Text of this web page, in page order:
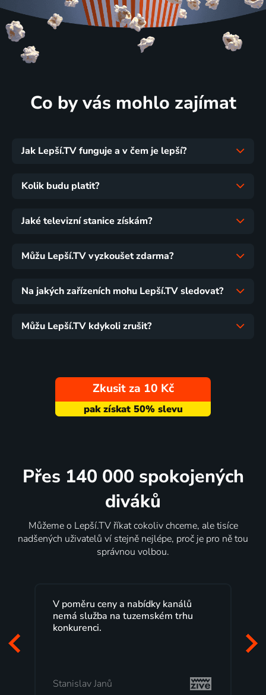
Co by vás mohlo zajímat
Jak Lepší.TV funguje a v čem je lepší?
Kolik budu platit?
Jaké televizní stanice získám?
Můžu Lepší.TV vyzkoušet zdarma?
Na jakých zařízeních mohu Lepší.TV sledovat?
Můžu Lepší.TV kdykoli zrušit?
Zkusit za 10 Kč
Přes 140 000 spokojených
diváků
Můžeme o Lepší.TV říkat cokoliv chceme, ale tisíce
nadšených uživatelů ví stejně nejlépe, proč je pro ně tou
správnou volbou.
Lepší.TV sleduji už několik let s
maximální spokojeností. Velký výběr
programů a nemuset běžet k TV na
Milada Tomešová